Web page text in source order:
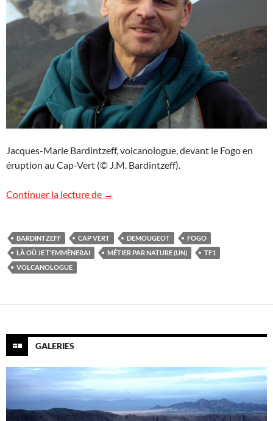
Jacques-Marie Bardintzeff, volcanologue, devant le Fogo en
éruption au Cap-Vert (© J.M. Bardintzeff).
Continuer la lecture de Là où je t’emmènerai
→
BARDINTZEFF CAP VERT DEMOUGEOT
FOGO
LÀ OÙ JE T’EMMÈNERAI
MÉTIER PAR NATURE (UN)
TF1
VOLCANOLOGUE
GALERIES